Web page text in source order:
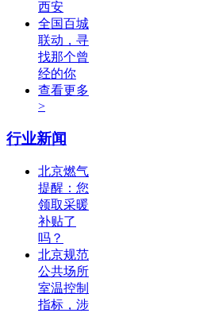
西安
全国百城
联动，寻
找那个曾
经的你
查看更多
>
行业新闻
北京燃气
提醒：您
领取采暖
补贴了
吗？
北京规范
公共场所
室温控制
指标，涉